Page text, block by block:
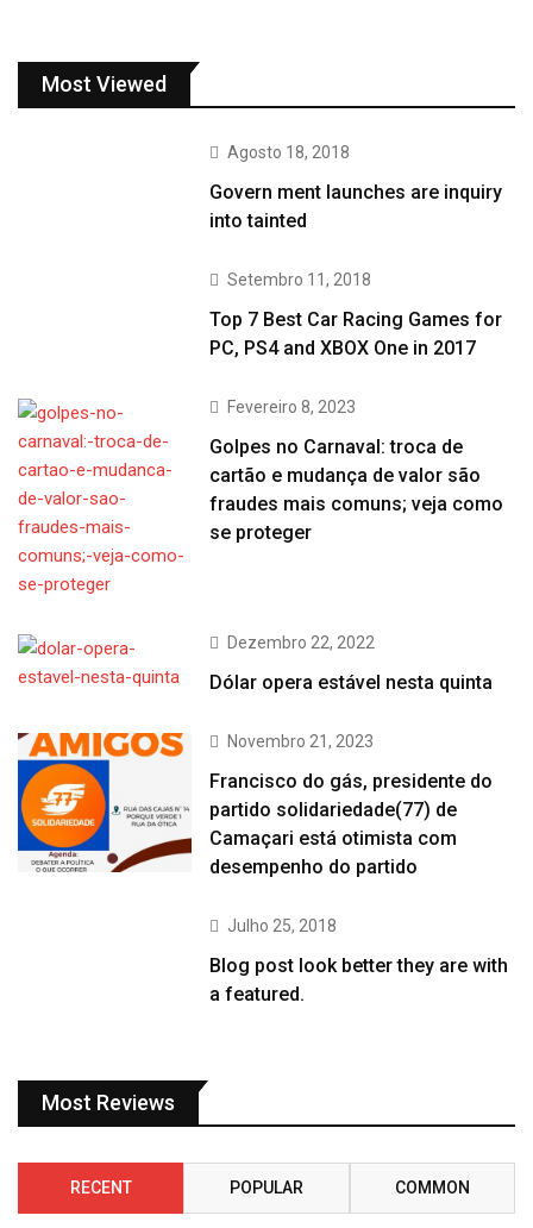
Most Viewed
Agosto 18, 2018
Govern ment launches are inquiry
into tainted
Setembro 11, 2018
Top 7 Best Car Racing Games for
PC, PS4 and XBOX One in 2017
Fevereiro 8, 2023
Golpes no Carnaval: troca de
cartão e mudança de valor são
fraudes mais comuns; veja como
se proteger
Dezembro 22, 2022
Dólar opera estável nesta quinta
Novembro 21, 2023
Francisco do gás, presidente do
partido solidariedade(77) de
Camaçari está otimista com
desempenho do partido
Julho 25, 2018
Blog post look better they are with
a featured.
Most Reviews
RECENT POPULAR COMMON